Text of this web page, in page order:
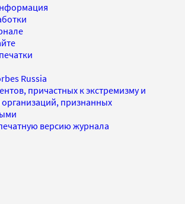
Russia
причастных к экстремизму и
признанных
версию журнала